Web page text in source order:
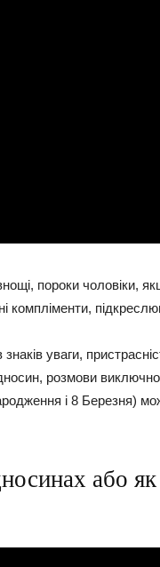
пороки чоловіки,
компліменти,
уваги,
розмови
і 8 Березня)
або